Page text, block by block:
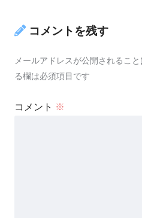
コメントを残す
メールアドレスが公開されること
る欄は必須項目です
コメント ※